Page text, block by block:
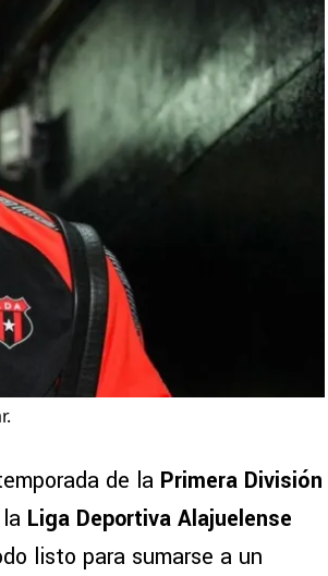
de la Primera División
Liga Deportiva Alajuelense
listo para sumarse a un